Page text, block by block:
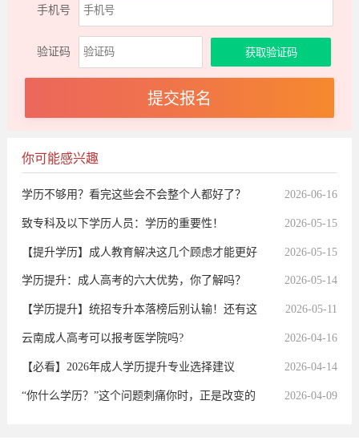
手机号
验证码
你可能感兴趣
学历不够用？看完这些会不会整个人都好了？ 2026-06-16
致专科及以下学历人员：学历的重要性！ 2026-05-15
【提升学历】成人教育解决这几个顾虑才能更好
提升
2026-05-15
学历提升：成人高考的六大优势，你了解吗？ 2026-05-14
【学历提升】统招专升本落榜后别认输！还有这
个逆袭通道让你弯道超车
2026-05-11
云南成人高考可以报考医学院吗? 2026-04-16
【必看】2026年成人学历提升专业选择建议 2026-04-14
“你什么学历？”这个问题刺痛你时，正是改变的 2026-04-09